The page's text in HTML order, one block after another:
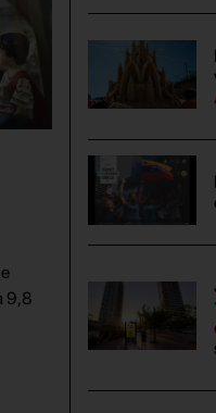
9,8